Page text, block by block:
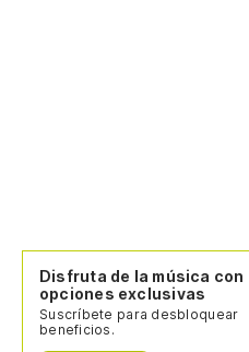
Disfruta de la música con
opciones exclusivas
Suscríbete para desbloquear
beneficios.